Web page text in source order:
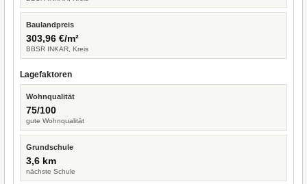
Baulandpreis
303,96 €/m²
BBSR INKAR, Kreis
Lagefaktoren
Wohnqualität
75/100
gute Wohnqualität
Grundschule
3,6 km
nächste Schule